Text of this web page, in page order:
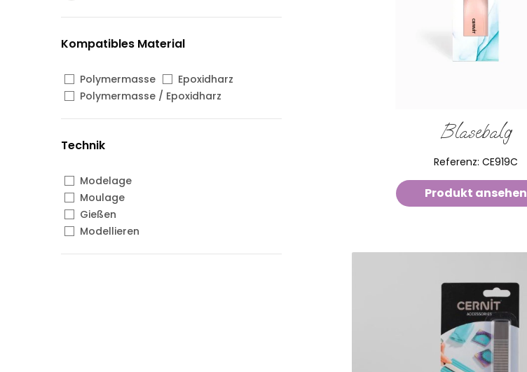
Blasebalg
Referenz:CE919C
Produkt ansehen
Kompatibles Material
Polymermasse
Epoxidharz
Polymermasse / Epoxidharz
Technik
Modelage
Moulage
Gießen
Modellieren